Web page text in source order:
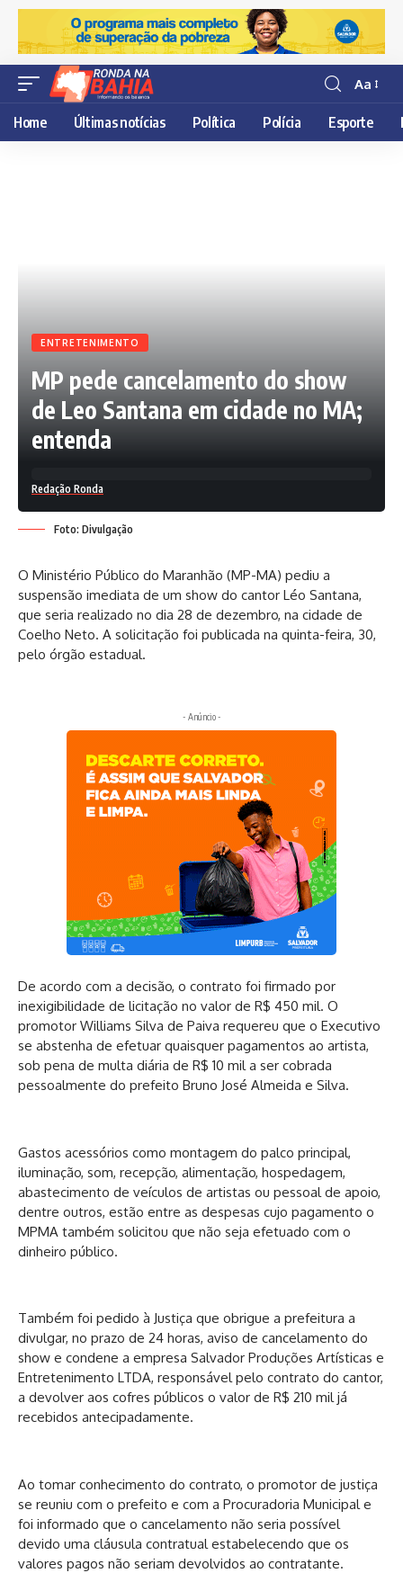
Resisor
de
fonte
Aa
Home Últimas notícias Política Polícia Esporte
ENTRETENIMENTO
MP pede cancelamento do show
de Leo Santana em cidade no MA;
entenda
Redação Ronda
Foto: Divulgação
O Ministério Público do Maranhão (MP-MA) pediu a
suspensão imediata de um show do cantor Léo Santana,
que seria realizado no dia 28 de dezembro, na cidade de
Coelho Neto. A solicitação foi publicada na quinta-feira, 30,
pelo órgão estadual.
- Anúncio -
De acordo com a decisão, o contrato foi firmado por
inexigibilidade de licitação no valor de R$ 450 mil. O
promotor Williams Silva de Paiva requereu que o Executivo
se abstenha de efetuar quaisquer pagamentos ao artista,
sob pena de multa diária de R$ 10 mil a ser cobrada
pessoalmente do prefeito Bruno José Almeida e Silva.
Gastos acessórios como montagem do palco principal,
iluminação, som, recepção, alimentação, hospedagem,
abastecimento de veículos de artistas ou pessoal de apoio,
dentre outros, estão entre as despesas cujo pagamento o
MPMA também solicitou que não seja efetuado com o
dinheiro público.
Também foi pedido à Justiça que obrigue a prefeitura a
divulgar, no prazo de 24 horas, aviso de cancelamento do
show e condene a empresa Salvador Produções Artísticas e
Entretenimento LTDA, responsável pelo contrato do cantor,
a devolver aos cofres públicos o valor de R$ 210 mil já
recebidos antecipadamente.
Ao tomar conhecimento do contrato, o promotor de justiça
se reuniu com o prefeito e com a Procuradoria Municipal e
foi informado que o cancelamento não seria possível
devido uma cláusula contratual estabelecendo que os
valores pagos não seriam devolvidos ao contratante.